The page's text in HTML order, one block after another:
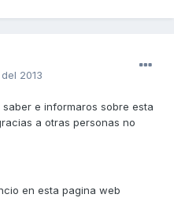
2013
e informaros sobre esta
a otras personas no
en esta pagina web